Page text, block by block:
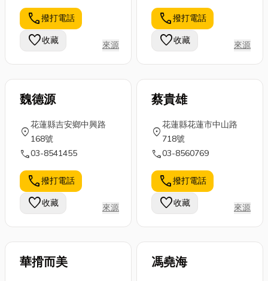
感受義式風情
的魅力，這篇
文章將帶你走
進美味的義大
利美食世界，
文...
段，已經成為
購屋族與投資
者眼中的黃金
指標。 而在
新...
出來的資料幾
百條，有的看
起來像大工
廠，有的像是
個小倉庫，到
底該...
call撥打電話
favorite收藏 來源
call撥打電話
favorite收藏 來源
魏德源
location_on
花蓮縣吉安鄉中興路
168號
call03-8541455
call撥打電話
favorite收藏 來源
蔡貴雄
location_on
花蓮縣花蓮市中山路
718號
call03-8560769
call撥打電話
favorite收藏 來源
華搰而美 馮堯海